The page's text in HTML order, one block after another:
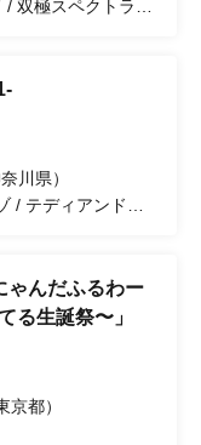
双極スペクトラム
川県）
/ テディアンドロ
/ フェアリー
/ 髑ドク / 剣豪ス
/ 極愛パラドック
〜
ゃんだふるわー
る生誕祭〜」
京都）